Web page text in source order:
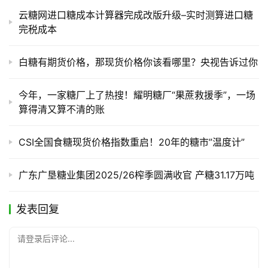
云糖网进口糖成本计算器完成改版升级–实时测算进口糖
完税成本
白糖有期货价格，那现货价格你该看哪里？央视告诉过你
今年，一家糖厂上了热搜！耀明糖厂“果蔗救援季”，一场
算得清又算不清的账
CSI全国食糖现货价格指数重启！20年的糖市”温度计”
广东广垦糖业集团2025/26榨季圆满收官 产糖31.17万吨
发表回复
请登录后评论...